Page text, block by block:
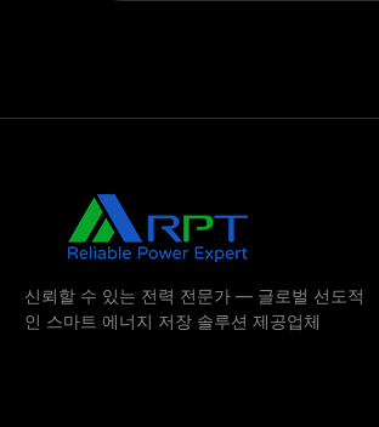
신뢰할 수 있는 전력 전문가 — 글로벌 선도적
인 스마트 에너지 저장 솔루션 제공업체